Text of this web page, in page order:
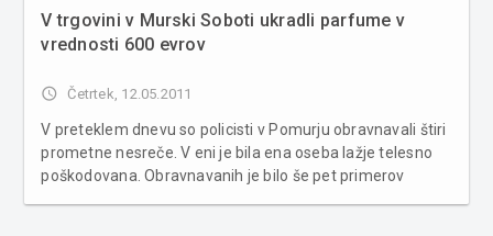
V trgovini v Murski Soboti ukradli parfume v
vrednosti 600 evrov
access_time Četrtek, 12.05.2011
V preteklem dnevu so policisti v Pomurju obravnavali štiri
prometne nesreče. V eni je bila ena oseba lažje telesno
poškodovana. Obravnavanih je bilo še pet primerov